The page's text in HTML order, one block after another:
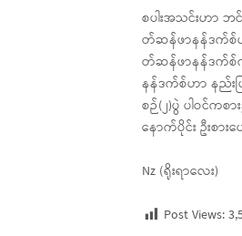
စပါးအသင်းဟာ
တ်ဆန်ဖာနန်ဒက်စ်
တ်ဆန်ဖာနန်ဒက်စ်ကို
နန်ဒက်စ်ဟာ နည်း
စဉ်(၂)ပွဲ ပါဝင်က
နောက်ပိုင်း ဦးစား
Nz (ရိုးရာလေး)
Post Views: